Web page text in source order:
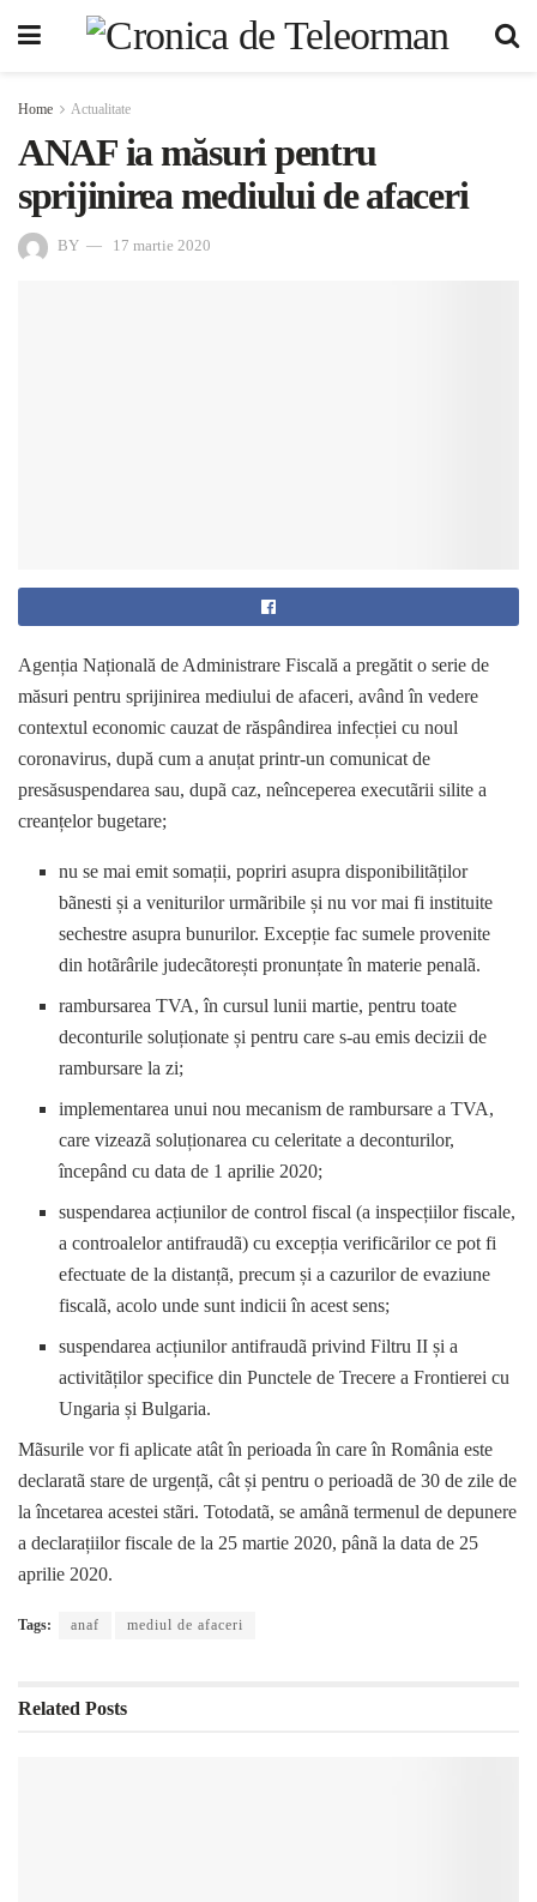
Home Actualitate
ANAF ia măsuri pentru
sprijinirea mediului de afaceri
BY 17 martie 2020
Agenția Națională de Administrare Fiscală a pregătit o serie de
măsuri pentru sprijinirea mediului de afaceri, având în vedere
contextul economic cauzat de răspândirea infecției cu noul
coronavirus, după cum a anuțat printr-un comunicat de
presăsuspendarea sau, dupã caz, neînceperea executãrii silite a
creanțelor bugetare;
nu se mai emit somații, popriri asupra disponibilitãților
bãnesti și a veniturilor urmãribile și nu vor mai fi instituite
sechestre asupra bunurilor. Excepție fac sumele provenite
din hotãrârile judecãtorești pronunțate în materie penalã.
rambursarea TVA, în cursul lunii martie, pentru toate
deconturile soluționate și pentru care s-au emis decizii de
rambursare la zi;
implementarea unui nou mecanism de rambursare a TVA,
care vizeazã soluționarea cu celeritate a deconturilor,
începând cu data de 1 aprilie 2020;
suspendarea acțiunilor de control fiscal (a inspecțiilor fiscale,
a controalelor antifraudã) cu excepția verificãrilor ce pot fi
efectuate de la distanțã, precum și a cazurilor de evaziune
fiscalã, acolo unde sunt indicii în acest sens;
suspendarea acțiunilor antifraudã privind Filtru II și a
activitãților specifice din Punctele de Trecere a Frontierei cu
Ungaria și Bulgaria.
Mãsurile vor fi aplicate atât în perioada în care în România este
declaratã stare de urgențã, cât și pentru o perioadã de 30 de zile de
la încetarea acestei stãri. Totodatã, se amânã termenul de depunere
a declarațiilor fiscale de la 25 martie 2020, pânã la data de 25
aprilie 2020.
Tags: anaf mediul de afaceri
Related Posts